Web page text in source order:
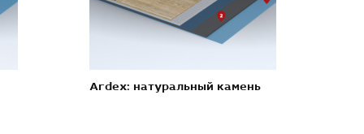
Ardex: натуральный камень